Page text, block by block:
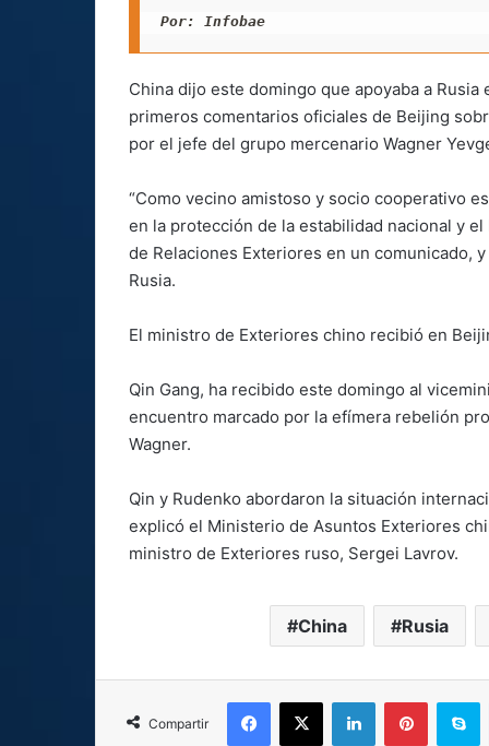
Por: Infobae
China dijo este domingo que apoyaba a
primeros comentarios oficiales de Beijing
por el jefe del grupo mercenario Wagner
“Como vecino amistoso y socio cooperativo
en la protección de la estabilidad nacional y
de Relaciones Exteriores en un comunicado,
Rusia.
El ministro de Exteriores chino recibió en
Qin Gang, ha recibido este domingo al
encuentro marcado por la efímera rebelión
Wagner.
Qin y Rudenko abordaron la situación
explicó el Ministerio de Asuntos Exteriores
ministro de Exteriores ruso, Sergei Lavrov.
China Rusia
Compartir
Facebook
X LinkedInPinterest